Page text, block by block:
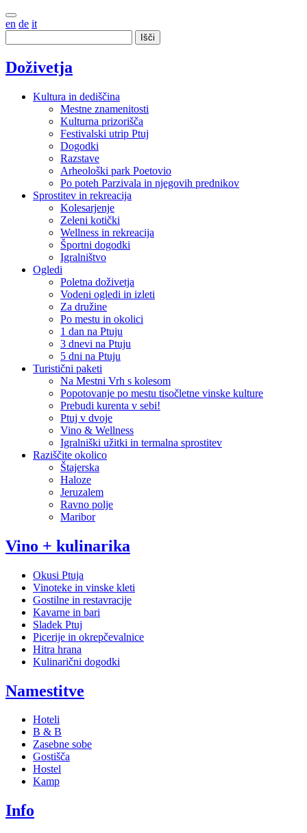
en de it
Išči
Doživetja
Kultura in dediščina
Mestne znamenitosti
Kulturna prizorišča
Festivalski utrip Ptuj
Dogodki
Razstave
Arheološki park Poetovio
Po poteh Parzivala in njegovih prednikov
Sprostitev in rekreacija
Kolesarjenje
Zeleni kotički
Wellness in rekreacija
Športni dogodki
Igralništvo
Ogledi
Poletna doživetja
Vodeni ogledi in izleti
Za družine
Po mestu in okolici
1 dan na Ptuju
3 dnevi na Ptuju
5 dni na Ptuju
Turistični paketi
Na Mestni Vrh s kolesom
Popotovanje po mestu tisočletne vinske kulture
Prebudi kurenta v sebi!
Ptuj v dvoje
Vino & Wellness
Igralniški užitki in termalna sprostitev
Raziščite okolico
Štajerska
Haloze
Jeruzalem
Ravno polje
Maribor
Vino + kulinarika
Okusi Ptuja
Vinoteke in vinske kleti
Gostilne in restavracije
Kavarne in bari
Sladek Ptuj
Picerije in okrepčevalnice
Hitra hrana
Kulinarični dogodki
Namestitve
Hoteli
B & B
Zasebne sobe
Gostišča
Hostel
Kamp
Info